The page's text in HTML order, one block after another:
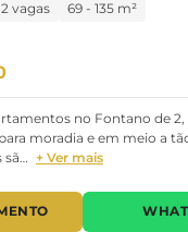
2 vagas 69 - 135 m²
no Fontano de 2,
moradia e em meio a
sã… + Ver mais